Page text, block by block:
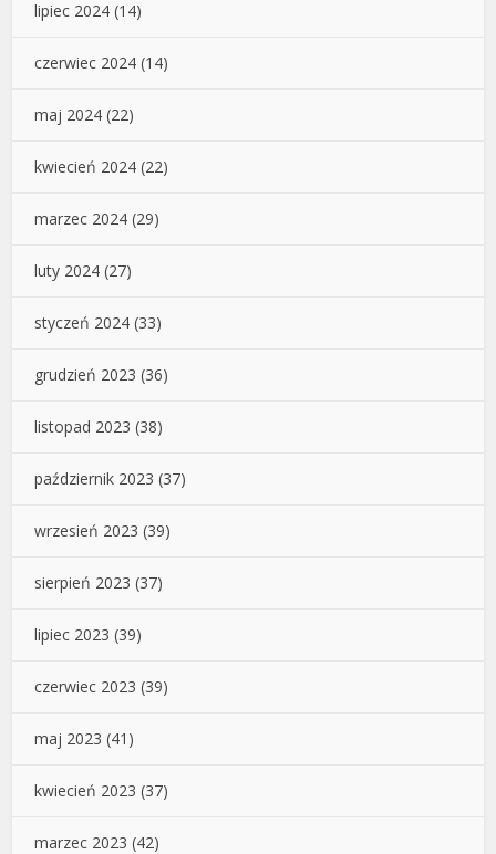
lipiec 2024 (14)
czerwiec 2024 (14)
maj 2024 (22)
kwiecień 2024 (22)
marzec 2024 (29)
luty 2024 (27)
styczeń 2024 (33)
grudzień 2023 (36)
listopad 2023 (38)
październik 2023 (37)
wrzesień 2023 (39)
sierpień 2023 (37)
lipiec 2023 (39)
czerwiec 2023 (39)
maj 2023 (41)
kwiecień 2023 (37)
marzec 2023 (42)